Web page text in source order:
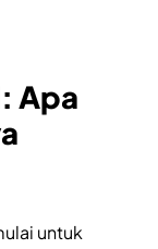
Apa
untuk